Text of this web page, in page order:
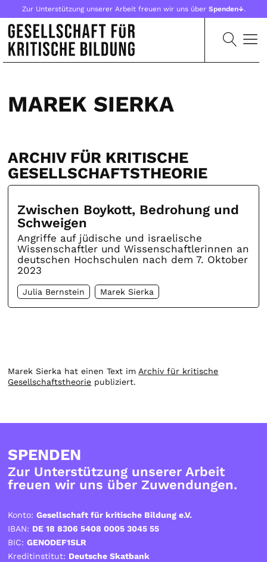
Zur Unterstützung unserer Arbeit freuen wir uns über Spenden↓.
MAREK SIERKA
ARCHIV FÜR KRITISCHE
GESELLSCHAFTSTHEORIE
Zwischen Boykott, Bedrohung und
Schweigen
Angriffe auf jüdische und israelische
Wissenschaftler und Wissenschaftlerinnen an
deutschen Hochschulen nach dem 7. Oktober
2023
Julia Bernstein Marek Sierka
Marek Sierka hat einen Text im Archiv für kritische
Gesellschaftstheorie publiziert.
SPENDEN
Zur Unterstützung unserer Arbeit
freuen wir uns über Zuwendungen.
Konto:Gesellschaft für kritische Bildung e.V.
IBAN: DE 18 8306 5408 0005 3045 55
BIC:GENODEF1SLR
Kreditinstitut: Deutsche Skatbank